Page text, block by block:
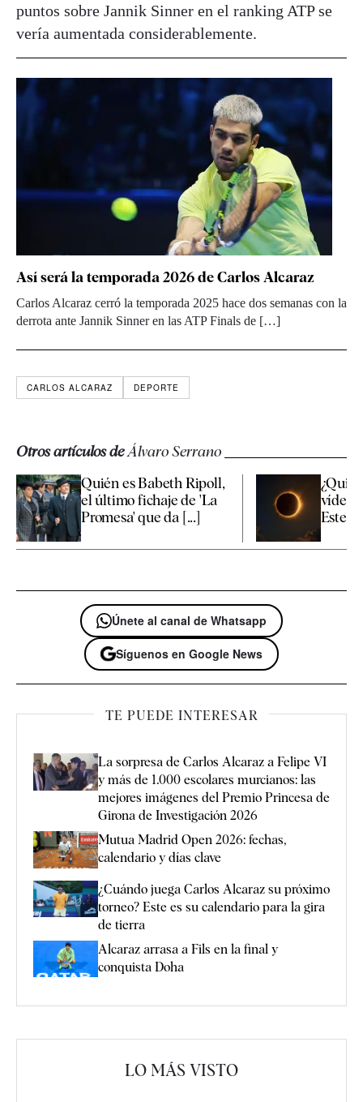
puntos sobre Jannik Sinner en el ranking ATP se
vería aumentada considerablemente.
Así será la temporada 2026 de Carlos Alcaraz
Carlos Alcaraz cerró la temporada 2025 hace dos semanas con la
derrota ante Jannik Sinner en las ATP Finals de […]
CARLOS ALCARAZ DEPORTE
Otros artículos deÁlvaro Serrano
Quién es Babeth Ripoll,
el último fichaje de 'La
Promesa' que da [...]
vídeos
Este
Únete al canal de Whatsapp
Síguenos en Google News
TE PUEDE INTERESAR
La sorpresa de Carlos Alcaraz a Felipe VI
y más de 1.000 escolares murcianos: las
mejores imágenes del Premio Princesa de
Girona de Investigación 2026
Mutua Madrid Open 2026: fechas,
calendario y días clave
¿Cuándo juega Carlos Alcaraz su próximo
torneo? Este es su calendario para la gira
de tierra
Alcaraz arrasa a Fils en la final y
conquista Doha
LO MÁS VISTO